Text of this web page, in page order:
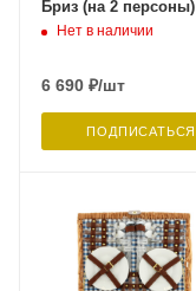
Бриз (на 2 персоны)
Нет в наличии
6 690 ₽/шт
ПОДПИСАТЬСЯ